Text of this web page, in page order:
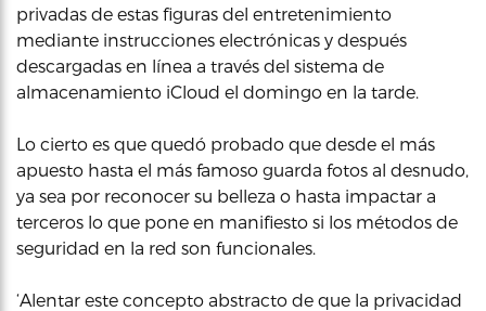
privadas de estas figuras del entretenimiento
mediante instrucciones electrónicas y después
descargadas en línea a través del sistema de
almacenamiento iCloud el domingo en la tarde.
Lo cierto es que quedó probado que desde el más
apuesto hasta el más famoso guarda fotos al desnudo,
ya sea por reconocer su belleza o hasta impactar a
terceros lo que pone en manifiesto si los métodos de
seguridad en la red son funcionales.
‘Alentar este concepto abstracto de que la privacidad